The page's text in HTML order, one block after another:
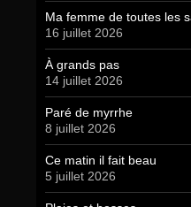
Ma femme de toutes les
16 juillet 2026
À grands pas
14 juillet 2026
Paré de myrrhe
8 juillet 2026
Ce matin il fait beau
5 juillet 2026